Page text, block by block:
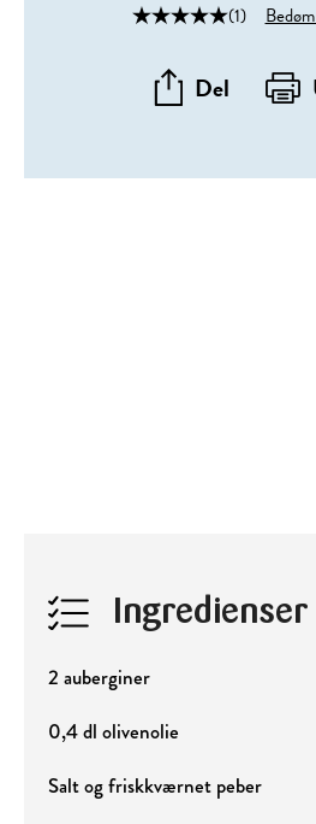
(1)
Del
Ingredienser
2 auberginer
0,4 dl olivenolie
Salt og friskkværnet peber